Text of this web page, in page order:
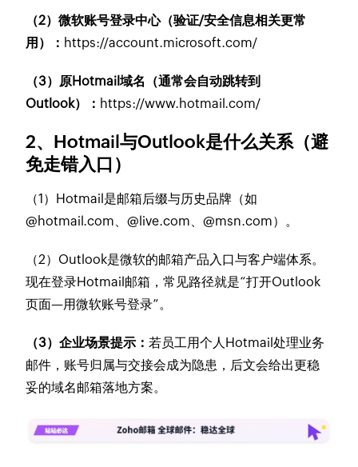
（2）微软账号登录中心（验证/安全信息相关更常
用）： https://account.microsoft.com/
（3）原Hotmail域名（通常会自动跳转到
Outlook）： https://www.hotmail.com/
2、Hotmail与Outlook是什么关系（避
免走错入口）
（1）Hotmail是邮箱后缀与历史品牌（如
@hotmail.com、@live.com、@msn.com）。
（2）Outlook是微软的邮箱产品入口与客户端体系。
现在登录Hotmail邮箱，常见路径就是“打开Outlook
页面—用微软账号登录”。
（3）企业场景提示：若员工用个人Hotmail处理业务
邮件，账号归属与交接会成为隐患，后文会给出更稳
妥的域名邮箱落地方案。